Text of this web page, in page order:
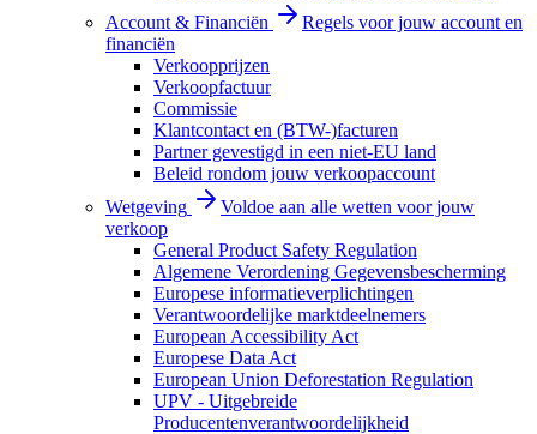
Account & Financiën
Regels voor jouw account en
financiën
Verkoopprijzen
Verkoopfactuur
Commissie
Klantcontact en (BTW-)facturen
Partner gevestigd in een niet-EU land
Beleid rondom jouw verkoopaccount
Wetgeving
Voldoe aan alle wetten voor jouw
verkoop
General Product Safety Regulation
Algemene Verordening Gegevensbescherming
Europese informatieverplichtingen
Verantwoordelijke marktdeelnemers
European Accessibility Act
Europese Data Act
European Union Deforestation Regulation
UPV - Uitgebreide
Producentenverantwoordelijkheid